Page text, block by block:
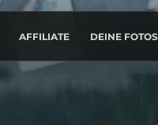
AFFILIATE DEINE FOTOS